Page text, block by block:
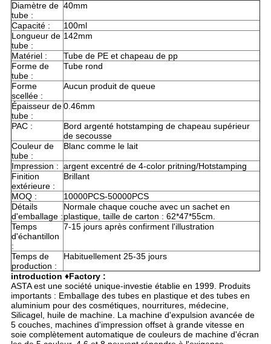
Diamètre de
tube :
40mm
Capacité :
100ml
Longueur de
tube :
142mm
Matériel :
Tube de PE et chapeau de pp
Forme de
tube :
Tube rond
Forme
scellée :
Aucun produit de queue
Épaisseur de
tube :
0.46mm
PAC :
Bord argenté hotstamping de chapeau supérieur
de secousse
Couleur de
tube :
Blanc comme le lait
Impression : argent excentré de 4-color pritning/Hotstamping
Finition
extérieure :
Brillant
MOQ :
10000PCS-50000PCS
Détails
d'emballage :
Normale chaque couche avec un sachet en
plastique, taille de carton : 62*47*55cm.
Temps
d'échantillon
:
7-15 jours après confirment l'illustration
Temps de
production :
Habituellement 25-35 jours
introduction ♦Factory :
ASTA est une société unique-investie établie en 1999. Produits
importants : Emballage des tubes en plastique et des tubes en
aluminium pour des cosmétiques, nourritures, médecine,
Silicagel, huile de machine. La machine d'expulsion avancée de
5 couches, machines d'impression offset à grande vitesse en
soie complètement automatique de couleurs de machine d'écran